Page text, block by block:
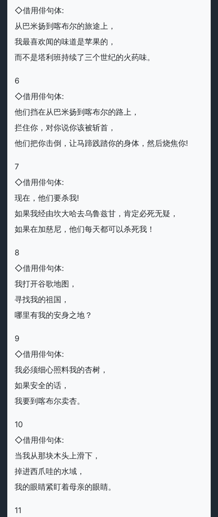
◇借用俳句体:
从巴米扬到喀布尔的旅途上，
我最喜欢闻的味道是苹果的，
而不是塔利班持续了三个世纪的火药味。
6
◇借用俳句体:
他们挡在从巴米扬到喀布尔的路上，
拦住你，对你说你该被斩首，
他们把你击倒，让马蹄践踏你的身体，然后烧焦你!
7
◇借用俳句体:
现在，他们要杀我!
如果我经由坎大哈去乌鲁兹甘，肯定必死无疑，
如果在加慈尼，他们每天都可以杀死我！
8
◇借用俳句体:
我打开谷歌地图，
寻找我的祖国，
哪里有我的安身之地？
9
◇借用俳句体:
我必须细心照料我的杏树，
如果安全的话，
我要到喀布尔卖杏。
10
◇借用俳句体:
当我从那块木头上滑下，
掉进西爪哇的水域，
我的眼睛紧盯着母亲的眼睛。
11